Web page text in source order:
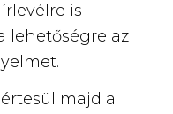
is
lehetőségre az
majd a